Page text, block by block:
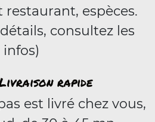
restaurant, espèces.
consultez les
infos)
rapide
est livré chez vous,